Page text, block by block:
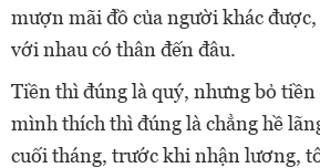
mượn mãi đồ của người khác
với nhau có thân đến đâu.
Tiền thì đúng là quý, nhưng bỏ
mình thích thì đúng là chẳng hề
cuối tháng, trước khi nhận lương,